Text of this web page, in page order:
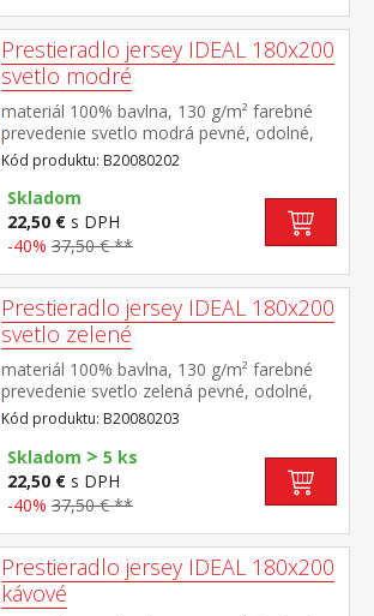
Prestieradlo jersey IDEAL 180x200
svetlo modré
materiál 100% bavlna, 130 g/m² farebné
prevedenie svetlo modrá pevné, odolné,
stálofarebné, obšité gumou pre matrace do
výšky 25 cm prateľné do 60 °C
Kód produktu: B20080202
Skladom
22,50 € s DPH
-40% 37,50 € **
Prestieradlo jersey IDEAL 180x200
svetlo zelené
materiál 100% bavlna, 130 g/m² farebné
prevedenie svetlo zelená pevné, odolné,
stálofarebné, obšité gumou pre matrace do
výšky 25 cm prateľné do 60 °C
Kód produktu: B20080203
Skladom > 5 ks
22,50 € s DPH
-40% 37,50 € **
Prestieradlo jersey IDEAL 180x200
kávové